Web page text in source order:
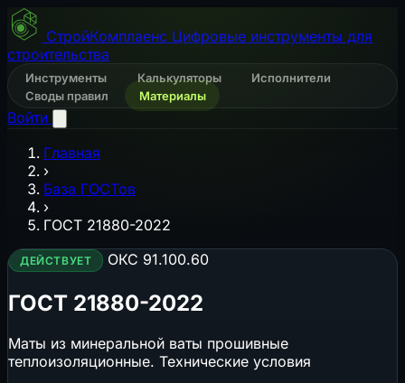
СтройКомплаенс Цифровые инструменты для
строительства
Инструменты Калькуляторы
Исполнители
Своды правил
Материалы
Войти
Главная
›
База ГОСТов
›
ГОСТ 21880-2022
ДЕЙСТВУЕТ ОКС 91.100.60
ГОСТ 21880-2022
Маты из минеральной ваты прошивные
теплоизоляционные. Технические условия